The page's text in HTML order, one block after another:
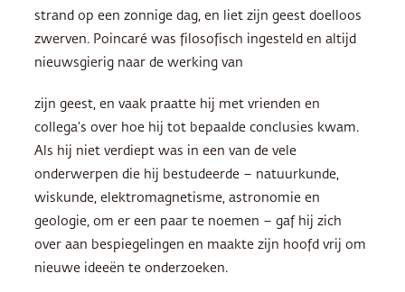
strand op een zonnige dag, en liet zijn geest doelloos
zwerven. Poincaré was filosofisch ingesteld en altijd
nieuwsgierig naar de werking van
zijn geest, en vaak praatte hij met vrienden en
collega’s over hoe hij tot bepaalde conclusies kwam.
Als hij niet verdiept was in een van de vele
onderwerpen die hij bestudeerde – natuurkunde,
wiskunde, elektromagnetisme, astronomie en
geologie, om er een paar te noemen – gaf hij zich
over aan bespiegelingen en maakte zijn hoofd vrij om
nieuwe ideeën te onderzoeken.